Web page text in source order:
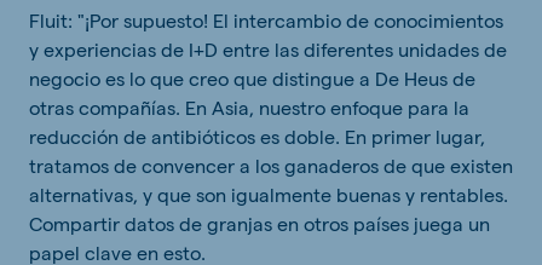
Fluit: "¡Por supuesto! El intercambio de conocimientos
y experiencias de I+D entre las diferentes unidades de
negocio es lo que creo que distingue a De Heus de
otras compañías. En Asia, nuestro enfoque para la
reducción de antibióticos es doble. En primer lugar,
tratamos de convencer a los ganaderos de que existen
alternativas, y que son igualmente buenas y rentables.
Compartir datos de granjas en otros países juega un
papel clave en esto.